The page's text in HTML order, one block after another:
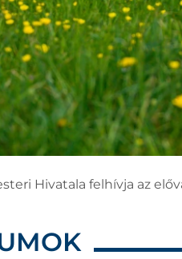
Hivatala felhívja az